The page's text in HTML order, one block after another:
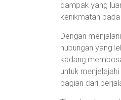
dampak yang
kenikmatan
Dengan
hubungan yang
kadang
untuk
bagian dari